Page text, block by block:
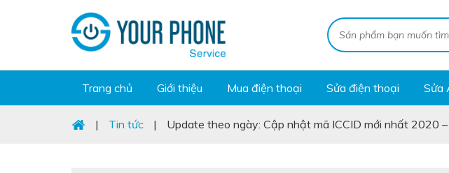
Trang chủ Giới thiệu Mua điện thoại Sửa điện thoại Sửa
| Tin tức | Update theo ngày: Cập nhật mã ICCID mới nhất 2020